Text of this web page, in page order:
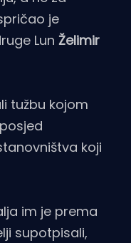
je
Lun Želimir
tužbu kojom
koji
im je prema
supotpisali,